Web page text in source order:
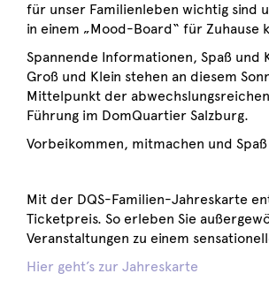
für unser Familienleben wichtig sind
in einem „Mood-Board“ für Zuhause
Spannende Informationen, Spaß und
Groß und Klein stehen an diesem
Mittelpunkt der
Führung im DomQuartier Salzburg.
Vorbeikommen, mitmachen und
Mit der DQS-Familien-Jahreskarte
Ticketpreis. So erleben Sie
Veranstaltungen zu einem
Hier geht’s zur Jahreskarte